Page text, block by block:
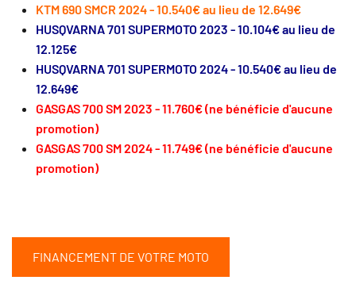
KTM 690 SMCR 2024 - 10.540€ au lieu de 12.649€
HUSQVARNA 701 SUPERMOTO 2023 - 10.104€ au lieu de
12.125€
HUSQVARNA 701 SUPERMOTO 2024 - 10.540€ au lieu de
12.649€
GASGAS 700 SM 2023 - 11.760€ (ne bénéficie d'aucune
promotion)
GASGAS 700 SM 2024 - 11.749€ (ne bénéficie d'aucune
promotion)
FINANCEMENT DE VOTRE MOTO